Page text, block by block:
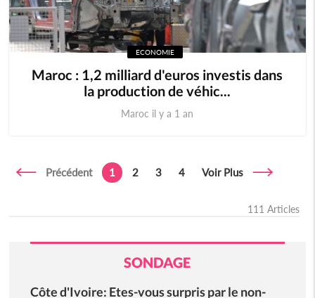
ECONOMIE
Maroc : 1,2 milliard d'euros investis dans
la production de véhic...
Maroc il y a 1 an
Précédent 1 2 3 4 Voir Plus
111 Articles
SONDAGE
Côte d'Ivoire: Etes-vous surpris par le non-